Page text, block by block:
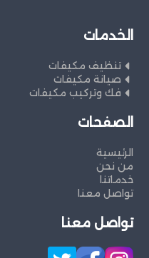
الخدمات
تنظيف مكيفات
صيانة مكيفات
فك وتركيب مكيفات
الصفحات
الرئيسية
من نحن
خدماتنا
تواصل معنا
تواصل معنا